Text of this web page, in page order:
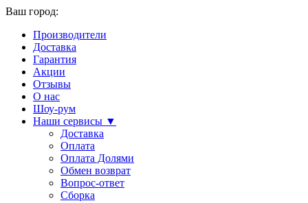
Ваш город:
Производители
Доставка
Гарантия
Акции
Отзывы
О нас
Шоу-рум
Наши сервисы ▼
Доставка
Оплата
Оплата Долями
Обмен возврат
Вопрос-ответ
Сборка